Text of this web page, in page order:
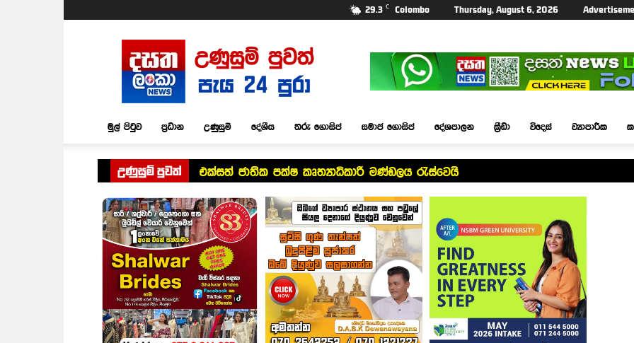
29.3 C Colombo Thursday, August 6, 2026
Dasatha
Lanka
News
මුල් පිටුව ප්‍රධාන උණුසුම් දේශීය තරු ගොසිප් සමාජ ගොසිප් දේශපාලන ක්‍රීඩා විදෙස් ව්‍යාපාරික
උණුසුම් පුවත් එක්සත් ජාතික පක්ෂ කෘත්‍යාධිකාරී මණ්ඩලය රැස්වෙයි